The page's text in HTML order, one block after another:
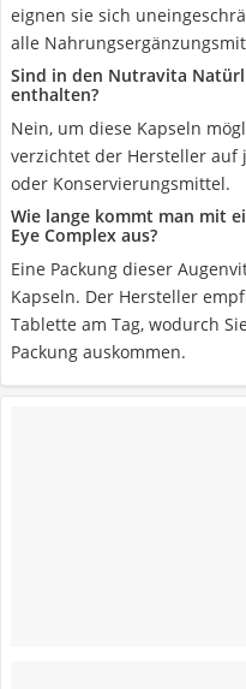
eignen sie sich
alle
Sind in den Nutravita
enthalten?
Nein, um diese Kapseln
verzichtet der Hersteller auf
oder Konservierungsmittel.
Wie lange kommt man mit
Eye Complex aus?
Eine Packung dieser
Kapseln. Der Hersteller
Tablette am Tag, wodurch
Packung auskommen.